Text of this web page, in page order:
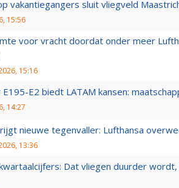
vakantiegangers sluit vliegveld
15:56
voor vracht doordat onder meer
15:16
E195-E2 biedt LATAM kansen:
14:27
nieuwe tegenvaller: Lufthansa
13:36
Dat vliegen duurder